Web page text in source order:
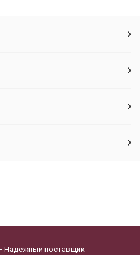
Надежный поставщик